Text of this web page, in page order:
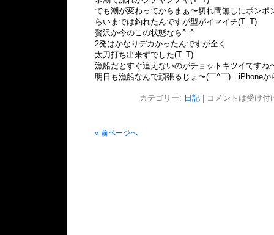
でも潮が変わってからまぁ〜切れ間無しにポンポ
らいまでは釣れたんですが型がイマイチ(T_T)
贅沢か今のこの状態なら^_^
2発はかなりデカかったんですが全く
太刀打ち出来ずでした(T_T)
漁船だとすぐ追えないのがチョットキツイですね
明日も漁船なんで頑張るじょ〜(￣^￣)ゞiPhoneか
カテゴリー: 日記| コメントは受け付
« 前ページへ